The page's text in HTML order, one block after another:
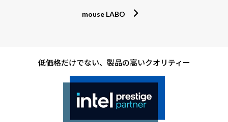
mouse LABO
低価格だけでない、製品の高いクオリティー